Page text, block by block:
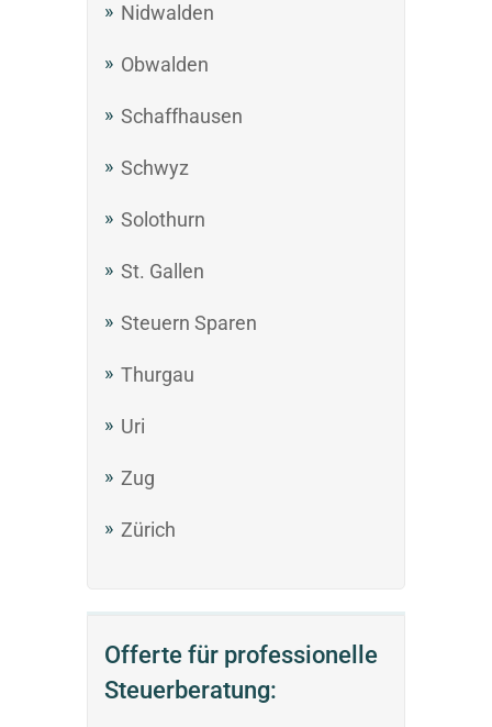
Nidwalden
Obwalden
Schaffhausen
Schwyz
Solothurn
St. Gallen
Steuern Sparen
Thurgau
Uri
Zug
Zürich
Offerte für professionelle
Steuerberatung: